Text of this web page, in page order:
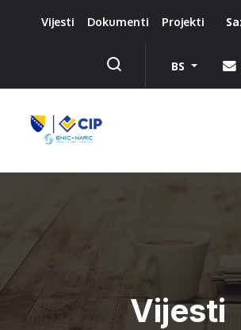
Vijesti Dokumenti Projekti
BS
Vijesti